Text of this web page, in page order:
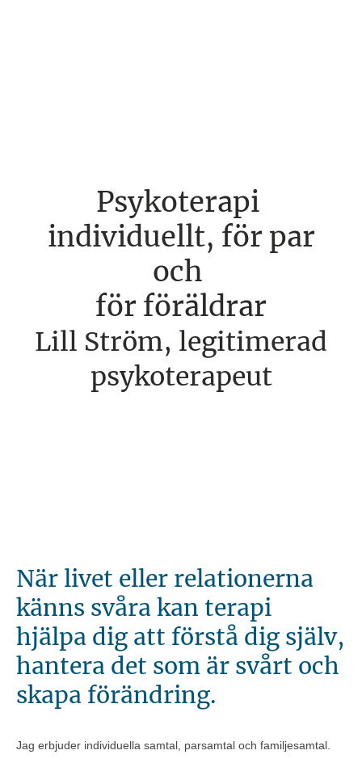
Psykoterapi
individuellt, för par
och
för föräldrar
Lill Ström, legitimerad
psykoterapeut
När livet eller relationerna
känns svåra kan terapi
hjälpa dig att förstå dig själv,
hantera det som är svårt och
skapa förändring.
Jag erbjuder individuella samtal, parsamtal och familjesamtal.